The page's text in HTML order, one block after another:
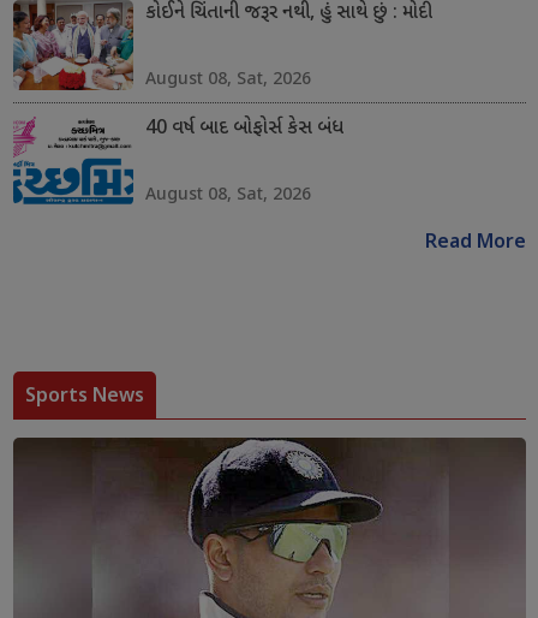
કોઈને ચિંતાની જરૂર નથી, હું સાથે છું : મોદી
August 08, Sat, 2026
40 વર્ષ બાદ બોફોર્સ કેસ બંધ
August 08, Sat, 2026
Read More
Sports News